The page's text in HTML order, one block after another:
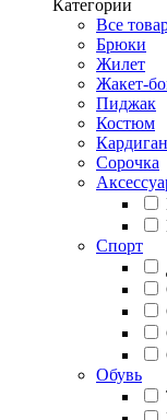
Категории
Все
Брюки
Жилет
Жакет-
Пиджак
Костюм
Кардиган
Сорочка
Спорт
Обувь